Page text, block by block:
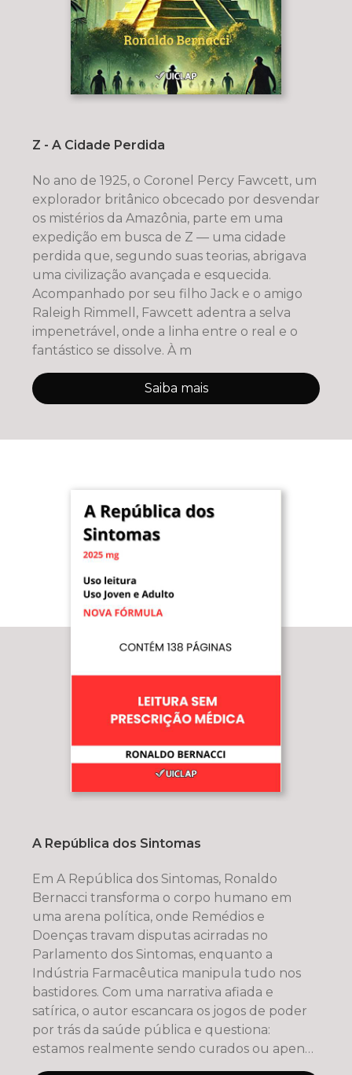
Z - A Cidade Perdida
No ano de 1925, o Coronel Percy Fawcett, um
explorador britânico obcecado por desvendar
os mistérios da Amazônia, parte em uma
expedição em busca de Z — uma cidade
perdida que, segundo suas teorias, abrigava
uma civilização avançada e esquecida.
Acompanhado por seu filho Jack e o amigo
Raleigh Rimmell, Fawcett adentra a selva
impenetrável, onde a linha entre o real e o
fantástico se dissolve. À m
Saiba mais
A República dos Sintomas
Em A República dos Sintomas, Ronaldo
Bernacci transforma o corpo humano em
uma arena política, onde Remédios e
Doenças travam disputas acirradas no
Parlamento dos Sintomas, enquanto a
Indústria Farmacêutica manipula tudo nos
bastidores. Com uma narrativa afiada e
satírica, o autor escancara os jogos de poder
por trás da saúde pública e questiona:
estamos realmente sendo curados ou apenas
mantidos